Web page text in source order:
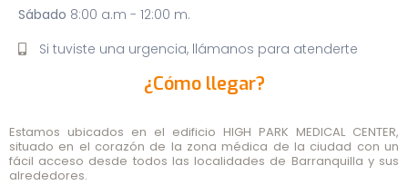
Sábado 8:00 a.m - 12:00 m.
Si tuviste una urgencia, llámanos para atenderte
¿Cómo llegar?
Estamos ubicados en el edificio HIGH PARK MEDICAL CENTER,
situado en el corazón de la zona médica de la ciudad con un
fácil acceso desde todos las localidades de Barranquilla y sus
alrededores.